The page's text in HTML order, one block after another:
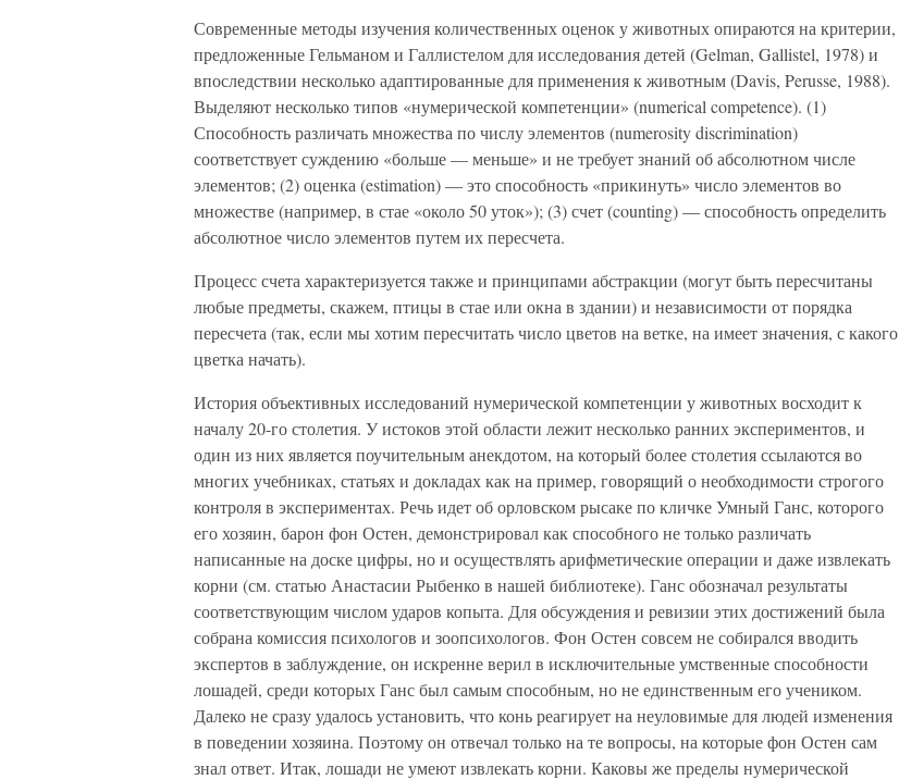
Современные методы изучения количественных оценок у животных опираются на критерии,
предложенные Гельманом и Галлистелом для исследования детей (Gelman, Gallistel, 1978) и
впоследствии несколько адаптированные для применения к животным (Davis, Perusse, 1988).
Выделяют несколько типов «нумерической компетенции» (numerical competence). (1)
Способность различать множества по числу элементов (numerosity discrimination)
соответствует суждению «больше — меньше» и не требует знаний об абсолютном числе
элементов; (2) оценка (estimation) — это способность «прикинуть» число элементов во
множестве (например, в стае «около 50 уток»); (3) счет (counting) — способность определить
абсолютное число элементов путем их пересчета.
Процесс счета характеризуется также и принципами абстракции (могут быть пересчитаны
любые предметы, скажем, птицы в стае или окна в здании) и независимости от порядка
пересчета (так, если мы хотим пересчитать число цветов на ветке, на имеет значения, с какого
цветка начать).
История объективных исследований нумерической компетенции у животных восходит к
началу 20-го столетия. У истоков этой области лежит несколько ранних экспериментов, и
один из них является поучительным анекдотом, на который более столетия ссылаются во
многих учебниках, статьях и докладах как на пример, говорящий о необходимости строгого
контроля в экспериментах. Речь идет об орловском рысаке по кличке Умный Ганс, которого
его хозяин, барон фон Остен, демонстрировал как способного не только различать
написанные на доске цифры, но и осуществлять арифметические операции и даже извлекать
корни (см. статью Анастасии Рыбенко в нашей библиотеке). Ганс обозначал результаты
соответствующим числом ударов копыта. Для обсуждения и ревизии этих достижений была
собрана комиссия психологов и зоопсихологов. Фон Остен совсем не собирался вводить
экспертов в заблуждение, он искренне верил в исключительные умственные способности
лошадей, среди которых Ганс был самым способным, но не единственным его учеником.
Далеко не сразу удалось установить, что конь реагирует на неуловимые для людей изменения
в поведении хозяина. Поэтому он отвечал только на те вопросы, на которые фон Остен сам
знал ответ. Итак, лошади не умеют извлекать корни. Каковы же пределы нумерической